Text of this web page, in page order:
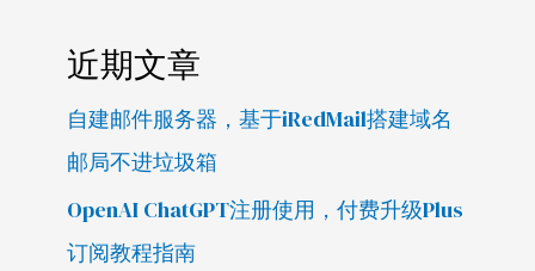
近期文章
自建邮件服务器，基于iRedMail搭建域名
邮局不进垃圾箱
OpenAI ChatGPT注册使用，付费升级Plus
订阅教程指南